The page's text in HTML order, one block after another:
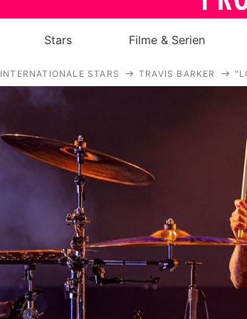
Alle
Stars Filme & Serien
INTERNATIONALE STARS TRAVIS BARKER